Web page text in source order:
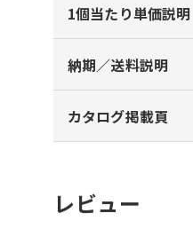
1個当たり単価説明
納期／送料説明
カタログ掲載頁
レビュー